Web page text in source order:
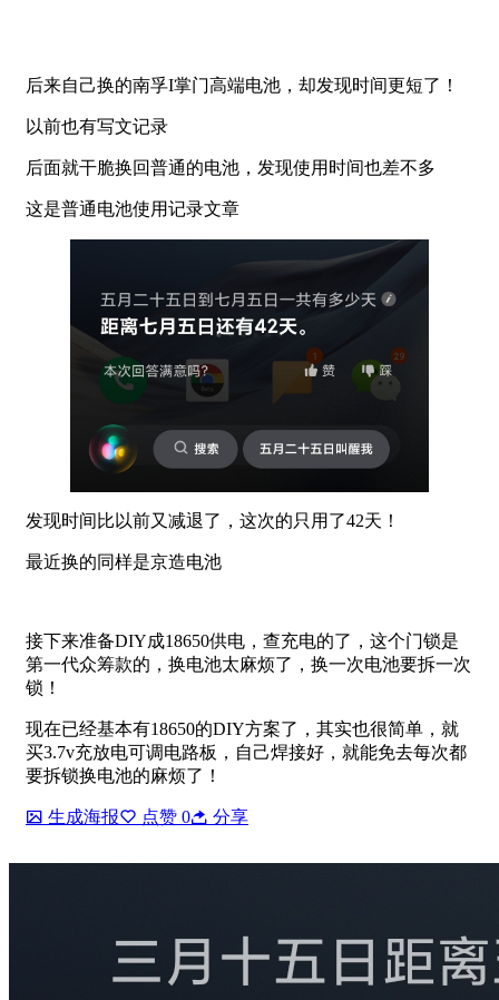
后来自己换的南孚I掌门高端电池，却发现时间更短了！
以前也有写文记录
后面就干脆换回普通的电池，发现使用时间也差不多
这是普通电池使用记录文章
发现时间比以前又减退了，这次的只用了42天！
最近换的同样是京造电池
接下来准备DIY成18650供电，查充电的了，这个门锁是
第一代众筹款的，换电池太麻烦了，换一次电池要拆一次
锁！
现在已经基本有18650的DIY方案了，其实也很简单，就
买3.7v充放电可调电路板，自己焊接好，就能免去每次都
要拆锁换电池的麻烦了！
生成海报 点赞 0 分享